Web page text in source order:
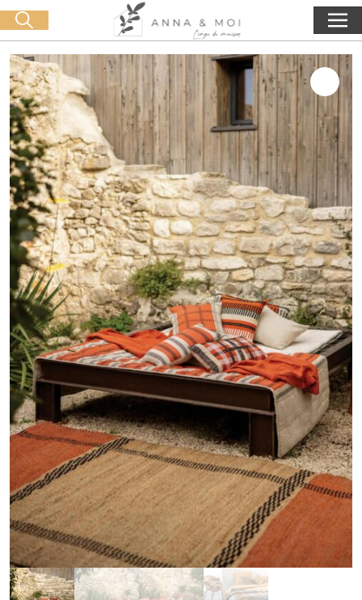
Livraison offerte dès 60€ d'achat 0,00€
Lancer la recherche